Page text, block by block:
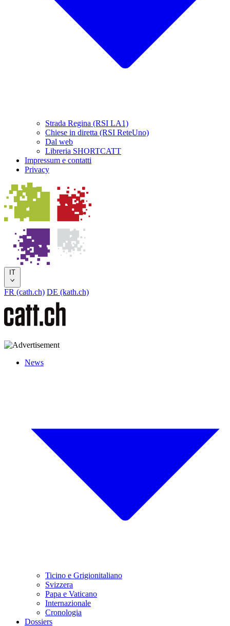
Strada Regina (RSI LA1)
Chiese in diretta (RSI ReteUno)
Dal web
Libreria SHORTCATT
Impressum e contatti
Privacy
IT
FR (cath.ch) DE (kath.ch)
News
Ticino e Grigionitaliano
Svizzera
Papa e Vaticano
Internazionale
Cronologia
Dossiers